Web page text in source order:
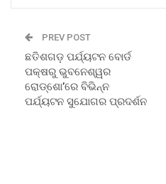
PREV POST
ଛତିଶଗଡ଼ ପର୍ଯ୍ୟଟନ ବୋର୍ଡ
ପକ୍ଷରୁ ଭୁବନେଶ୍ୱର
ରୋଡ୍‌ଶୋ’ରେ ବିଭିନ୍ନ
ପର୍ଯ୍ୟଟନ ସୁଯୋଗର ପ୍ରଦର୍ଶନ